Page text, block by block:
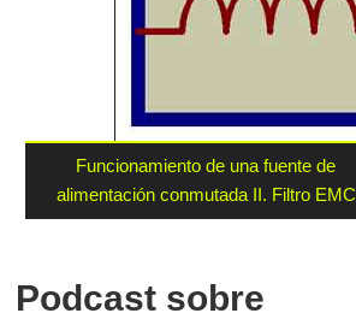
Funcionamiento de una fuente de
alimentación conmutada II. Filtro EMC
Podcast sobre